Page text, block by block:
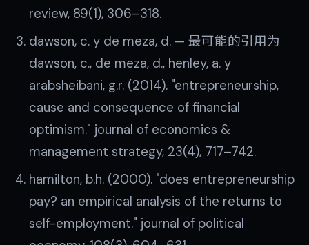
review, 89(1), 306–318.
dawson, c. y de meza, d. — 最可能的引用为
dawson, c., de meza, d., henley, a. y
arabsheibani, g.r. (2014). "entrepreneurship,
cause and consequence of financial
optimism." journal of economics &
management strategy, 23(4), 717–742.
hamilton, b.h. (2000). "does entrepreneurship
pay? an empirical analysis of the returns to
self-employment." journal of political